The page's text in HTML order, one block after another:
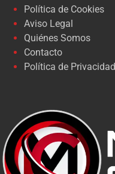
Política de Cookies
Aviso Legal
Quiénes Somos
Contacto
Política de Privacidad